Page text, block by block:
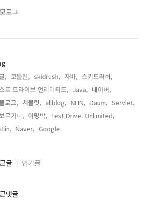
로그
, 코틀린, skidrush, 자바, 스키드러쉬,
트 드라이브 언리미티드, Java, 네이버,
로그, 서블릿, allblog, NHN, Daum, Servlet,
르기니, 이명박, Test Drive: Unlimited,
Naver, Google,
글 인기글
댓글